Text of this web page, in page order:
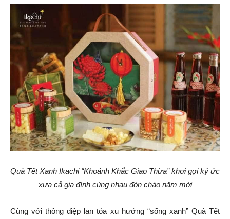
Quà Tết Xanh Ikachi “Khoảnh Khắc Giao Thừa” khơi gợi ký ức
xưa cả gia đình cùng nhau đón chào năm mới
Cùng với thông điệp lan tỏa xu hướng “sống xanh” Quà Tết